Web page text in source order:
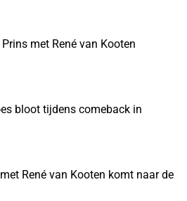
met René van Kooten
bloot tijdens comeback in
René van Kooten komt naar de